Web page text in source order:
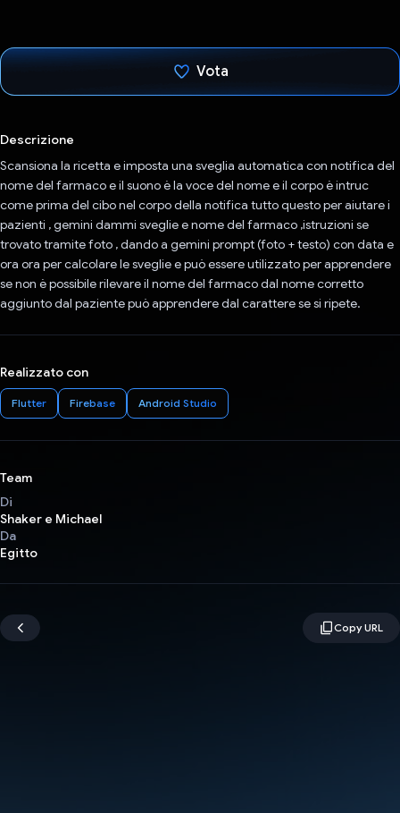
Vota
Descrizione
Scansiona la ricetta e imposta una sveglia automatica con notifica del
nome del farmaco e il suono è la voce del nome e il corpo è intruc
come prima del cibo nel corpo della notifica tutto questo per aiutare i
pazienti , gemini dammi sveglie e nome del farmaco ,istruzioni se
trovato tramite foto , dando a gemini prompt (foto + testo) con data e
ora ora per calcolare le sveglie e può essere utilizzato per apprendere
se non è possibile rilevare il nome del farmaco dal nome corretto
aggiunto dal paziente può apprendere dal carattere se si ripete.
Realizzato con
Flutter Firebase Android Studio
Team
Di
Shaker e Michael
Da
Egitto